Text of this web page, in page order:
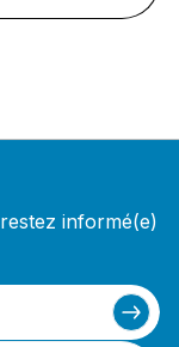
informé(e)